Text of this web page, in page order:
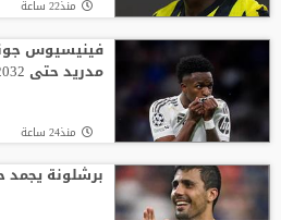
منذ22 ساعة
فينيسيوس
مدريد حتى 2032
منذ24 ساعة
برشلونة يجمد